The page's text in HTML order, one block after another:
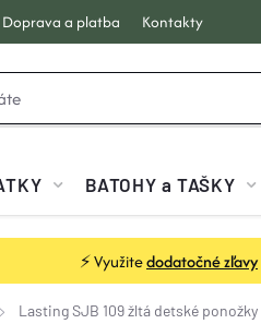
⚡ Využitedodatočné zľavy
Doprava a platba Kontakty
BATOHY a TAŠKY
Lasting SJB 109 žltá detské ponožky